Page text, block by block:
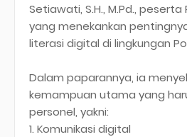
Setiawati, S.H., M.Pd., peserta
yang menekankan
literasi digital di lingkungan
Dalam paparannya, ia
kemampuan utama yang
personel, yakni:
1. Komunikasi digital